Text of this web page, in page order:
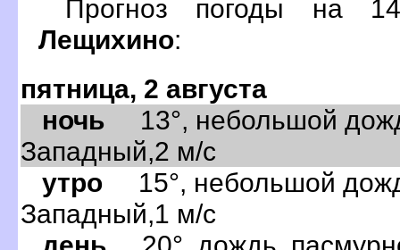
Прогноз погоды на
Лещихино:
пятница, 2 августа
ночь 13°, небольшой
Западный,2 м/с
утро 15°, небольшой
Западный,1 м/с